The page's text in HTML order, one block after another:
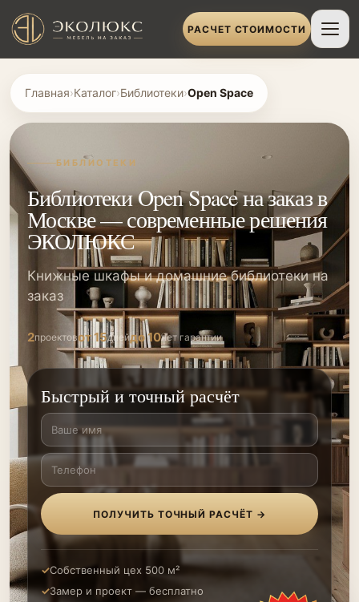
РАСЧЕТ СТОИМОСТИ
Главная›Каталог›Библиотеки›Open Space
БИБЛИОТЕКИ
Библиотеки Open Space на заказ в
Москве — современные решения
ЭКОЛЮКС
Книжные шкафы и домашние библиотеки на
заказ
2проектовот 15днейдо 10лет гарантии
Быстрый и точный расчёт
ПОЛУЧИТЬ ТОЧНЫЙ РАСЧЁТ →
Собственный цех 500 м²
Замер и проект — бесплатно